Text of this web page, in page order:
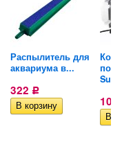
Распылитель для
аквариума в...
322 Р
10